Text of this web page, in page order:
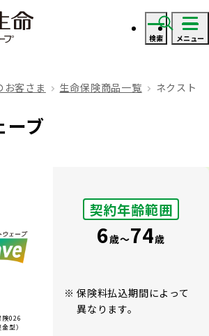
検索 メニュー
資料・見積り請求
案内
のお支払いについて
・変更
客さま トップ
ップ
お客さま 生命保険商品一覧
ネクスト
ーブ
険026
型）
契約年齢範囲
6歳〜74歳
保険料払込期間によって
異なります。